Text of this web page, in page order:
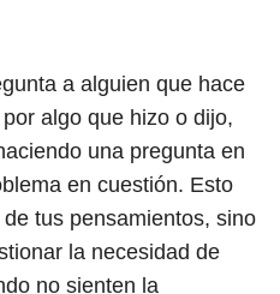
a alguien que hace
algo que hizo o dijo,
una pregunta en
en cuestión. Esto
tus pensamientos, sino
la necesidad de
no sienten la